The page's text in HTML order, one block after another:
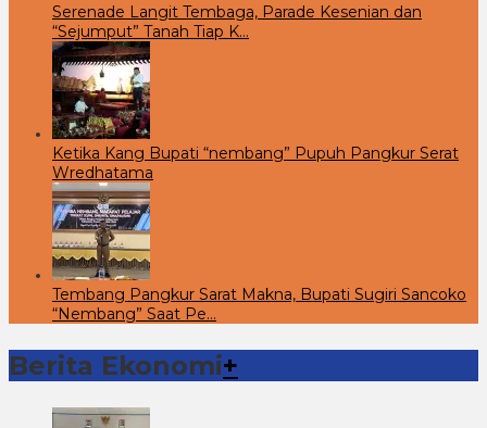
Serenade Langit Tembaga, Parade Kesenian dan
“Sejumput” Tanah Tiap K…
Ketika Kang Bupati “nembang” Pupuh Pangkur Serat
Wredhatama
Tembang Pangkur Sarat Makna, Bupati Sugiri Sancoko
“Nembang” Saat Pe…
Berita Ekonomi+